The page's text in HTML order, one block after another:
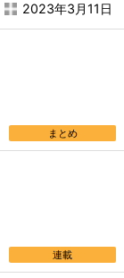
2023年3月11日
まとめ
連載